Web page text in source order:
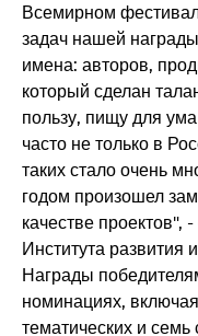
Всемирном
задач нашей
имена: авторов,
который сделан
пользу, пищу для
часто не только в
таких стало очень
годом произошел
качестве проектов",
Института развития
Награды
номинациях,
тематических и